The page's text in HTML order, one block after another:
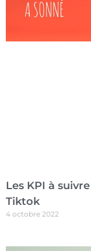
Les KPI à
Tiktok
4 octobre 2022